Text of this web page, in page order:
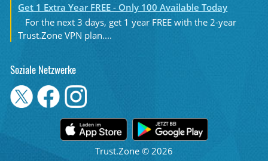
Get 1 Extra Year FREE - Only 100 Available Today
For the next 3 days, get 1 year FREE with the 2-year
Trust.Zone VPN plan....
Soziale Netzwerke
Trust.Zone © 2026